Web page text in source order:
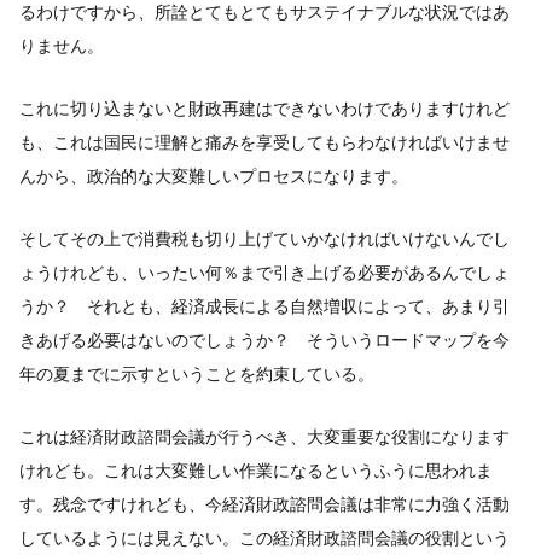
るわけですから、所詮とてもとてもサステイナブルな状況ではあ
りません。
これに切り込まないと財政再建はできないわけでありますけれど
も、これは国民に理解と痛みを享受してもらわなければいけませ
んから、政治的な大変難しいプロセスになります。
そしてその上で消費税も切り上げていかなければいけないんでし
ょうけれども、いったい何％まで引き上げる必要があるんでしょ
うか？ それとも、経済成長による自然増収によって、あまり引
きあげる必要はないのでしょうか？ そういうロードマップを今
年の夏までに示すということを約束している。
これは経済財政諮問会議が行うべき、大変重要な役割になります
けれども。これは大変難しい作業になるというふうに思われま
す。残念ですけれども、今経済財政諮問会議は非常に力強く活動
しているようには見えない。この経済財政諮問会議の役割という